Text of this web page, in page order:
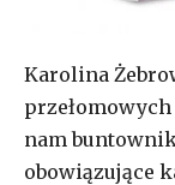
Karolina
nam
obowiązujące